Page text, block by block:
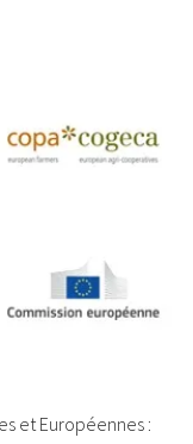
et Européennes :